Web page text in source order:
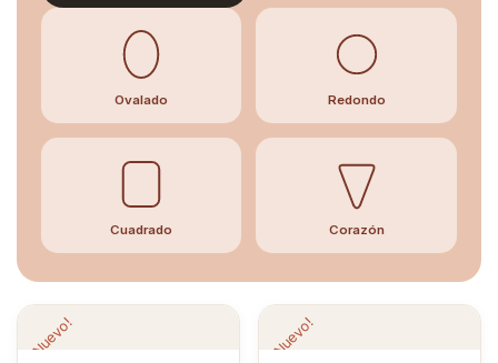
Ovalado Redondo
Cuadrado Corazón
¡Nuevo! ¡Nuevo!